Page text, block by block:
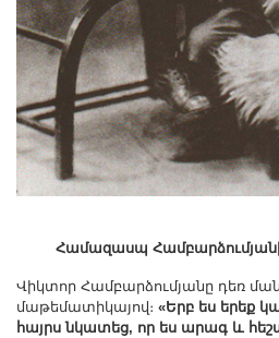
Համազասպ
Վիկտոր Համբարձումյանը դեռ
մաթեմատիկայով։ «Երբ ես երեք
հայրս նկատեց, որ ես արագ և